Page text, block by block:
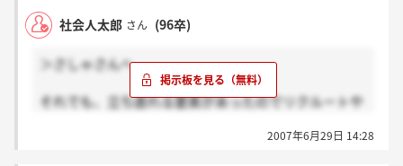
＞どの会社に入っても、先に何があるかわからないの
ある会社なんてないですよね？もちろん、それぞれの
業界や会社によってその可能性は変るのかもしれませ
ん。でも、結局何があるかわからないのなら、自分が
社会人太郎 さん (96卒)
＞さしゃさんへ
それでも、立ち直れる要素があったのでリクルートや
2007年6月29日 14:28